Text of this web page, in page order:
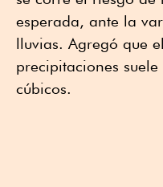
esperada, ante la
lluvias. Agregó que
precipitaciones
cúbicos.